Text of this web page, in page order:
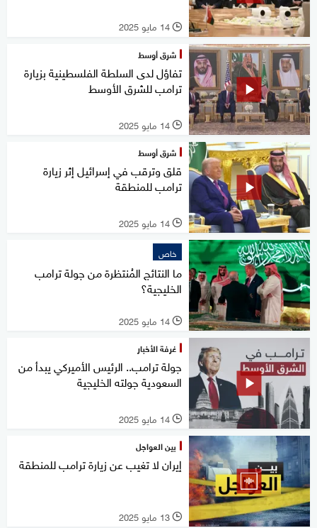
l 14 مايو 2025
شرق أوسط
تفاؤل لدى السلطة الفلسطينية بزيارة
ترامب للشرق الأوسط
l 14 مايو 2025
شرق أوسط
قلق وترقب في إسرائيل إثر زيارة
ترامب للمنطقة
l 14 مايو 2025
خاص
ما النتائج المُنتظرة من جولة ترامب
الخليجية؟
l 14 مايو 2025
غرفة الأخبار
جولة ترامب.. الرئيس الأميركي يبدأ من
السعودية جولته الخليجية
l 14 مايو 2025
بين العواجل
إيران لا تغيب عن زيارة ترامب للمنطقة
l 13 مايو 2025